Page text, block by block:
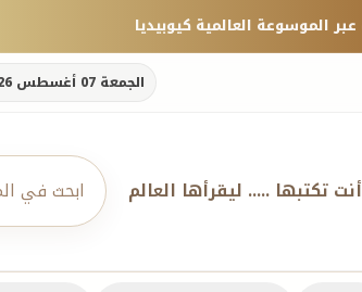
الجمعة 07 أغسطس 2026
أنت تكتبها ..... ليقرأها العالم